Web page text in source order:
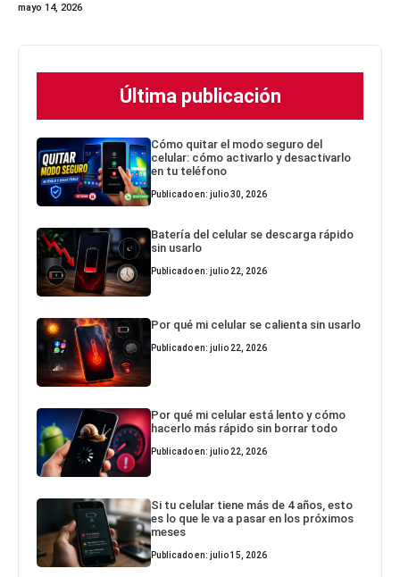
mayo 14, 2026
Última publicación
Cómo quitar el modo seguro del
celular: cómo activarlo y desactivarlo
en tu teléfono
Publicado en: julio 30, 2026
Batería del celular se descarga rápido
sin usarlo
Publicado en: julio 22, 2026
Por qué mi celular se calienta sin usarlo
Publicado en: julio 22, 2026
Por qué mi celular está lento y cómo
hacerlo más rápido sin borrar todo
Publicado en: julio 22, 2026
Si tu celular tiene más de 4 años, esto
es lo que le va a pasar en los próximos
meses
Publicado en: julio 15, 2026